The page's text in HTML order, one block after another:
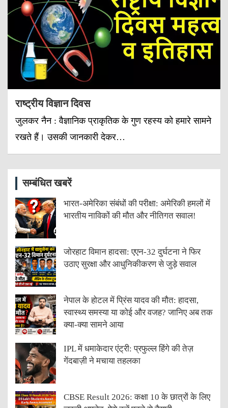
राष्ट्रीय विज्ञान दिवस
जुलकर नैन : वैज्ञानिक प्राकृतिक के गुण रहस्य को हमारे सामने
रखते हैं। उसकी जानकारी देकर…
सम्बंधित खबरें
भारत-अमेरिका संबंधों की परीक्षा: अमेरिकी हमलों में
भारतीय नाविकों की मौत और नीतिगत सवाल!
जोरहाट विमान हादसा: एएन-32 दुर्घटना ने फिर
उठाए सुरक्षा और आधुनिकीकरण से जुड़े सवाल
नेपाल के होटल में प्रिंस यादव की मौत: हादसा,
स्वास्थ्य समस्या या कोई और वजह? जानिए अब तक
क्या-क्या सामने आया
IPL में धमाकेदार एंट्री: प्रफुल्ल हिंगे की तेज़
गेंदबाज़ी ने मचाया तहलका
CBSE Result 2026: कक्षा 10 के छात्रों के लिए